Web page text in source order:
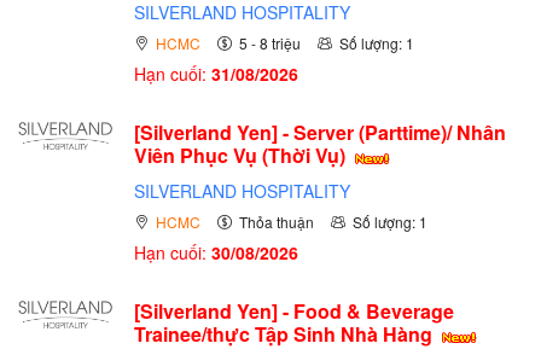
SILVERLAND HOSPITALITY
HCMC 5 - 8 triệu Số lượng: 1
Hạn cuối: 31/08/2026
[Silverland Yen] - Server (Parttime)/ Nhân
Viên Phục Vụ (Thời Vụ)
SILVERLAND HOSPITALITY
HCMC Thỏa thuận Số lượng: 1
Hạn cuối: 30/08/2026
[Silverland Yen] - Food & Beverage
Trainee/thực Tập Sinh Nhà Hàng